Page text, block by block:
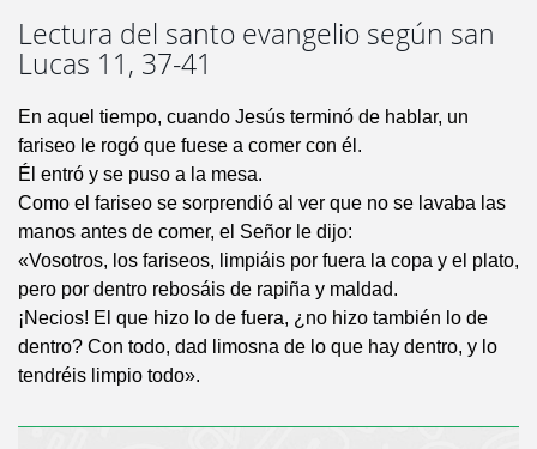
Lectura del santo evangelio según san
Lucas 11, 37-41
En aquel tiempo, cuando Jesús terminó de hablar, un
fariseo le rogó que fuese a comer con él.
Él entró y se puso a la mesa.
Como el fariseo se sorprendió al ver que no se lavaba las
manos antes de comer, el Señor le dijo:
«Vosotros, los fariseos, limpiáis por fuera la copa y el plato,
pero por dentro rebosáis de rapiña y maldad.
¡Necios! El que hizo lo de fuera, ¿no hizo también lo de
dentro? Con todo, dad limosna de lo que hay dentro, y lo
tendréis limpio todo».